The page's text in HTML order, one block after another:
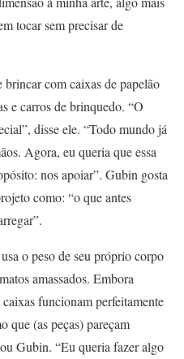
tocar sem precisar de
brincar com caixas de papelão
e carros de brinquedo. “O
disse ele. “Todo mundo já
Agora, eu queria que essa
nos apoiar”. Gubin gosta
como: “o que antes
o peso de seu próprio corpo
amassados. Embora
funcionam perfeitamente
que (as peças) pareçam
Gubin. “Eu queria fazer algo